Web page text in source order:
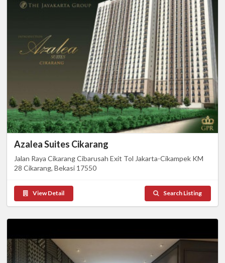
Azalea Suites Cikarang
Jalan Raya Cikarang Cibarusah Exit Tol Jakarta-Cikampek KM
28 Cikarang, Bekasi 17550
View Detail Search Listing